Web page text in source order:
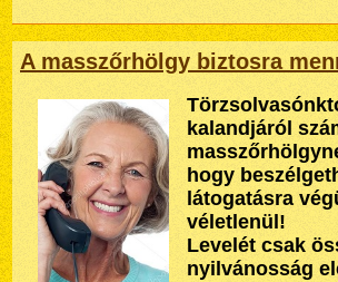
A masszőrhölgy biztosra
kalandjáról
hogy
látogatásra
véletlenül!
Levelét csak
nyilvánosság